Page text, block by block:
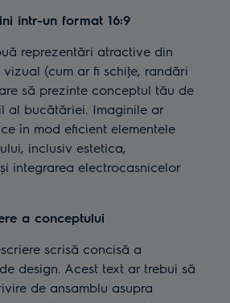
într-un format 16:9
reprezentări atractive din
(cum ar fi schiţe, randări
să prezinte conceptul tău de
al bucătăriei. Imaginile ar
în mod eficient elementele
inclusiv estetica,
integrarea electrocasnicelor
a conceptului
scrisă concisă a
design. Acest text ar trebui să
de ansamblu asupra